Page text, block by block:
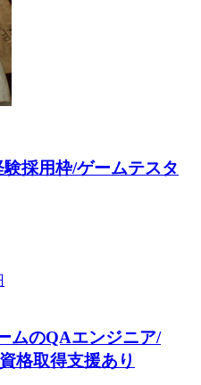
験採用枠/ゲームテスタ
ムのQAエンジニア/
格取得支援あり